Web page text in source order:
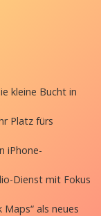
kleine Bucht in
Platz fürs
iPhone-
Dienst mit Fokus
als neues